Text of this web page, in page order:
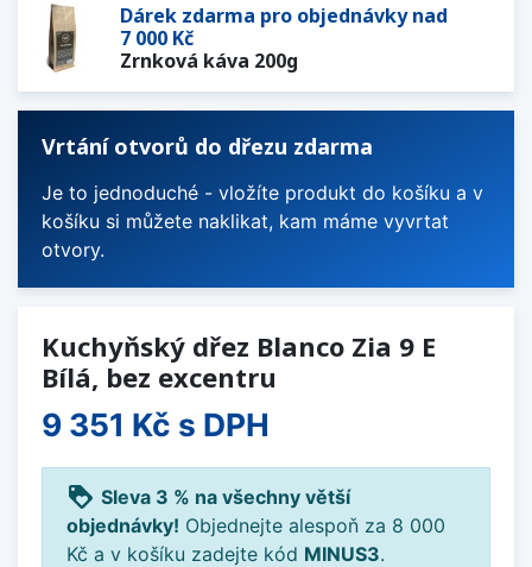
Dárek zdarma pro objednávky nad
7 000 Kč
Zrnková káva 200g
Vrtání otvorů do dřezu zdarma
Je to jednoduché - vložíte produkt do košíku a v
košíku si můžete naklikat, kam máme vyvrtat
otvory.
Kuchyňský dřez Blanco Zia 9 E
Bílá, bez excentru
9 351 Kč s DPH
loyalty Sleva 3 % na všechny větší
objednávky! Objednejte alespoň za 8 000
Kč a v košíku zadejte kód MINUS3.